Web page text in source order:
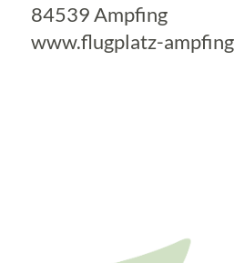
84539 Ampfing
www.flugplatz-